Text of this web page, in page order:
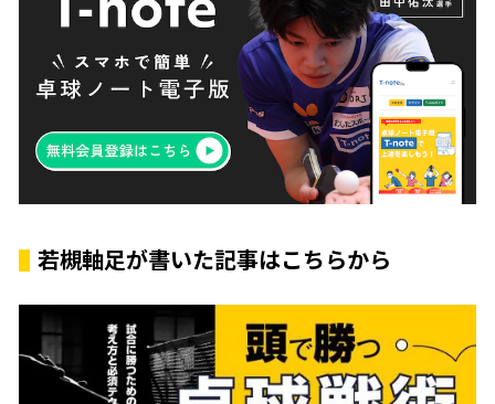
若槻軸足が書いた記事はこちらから